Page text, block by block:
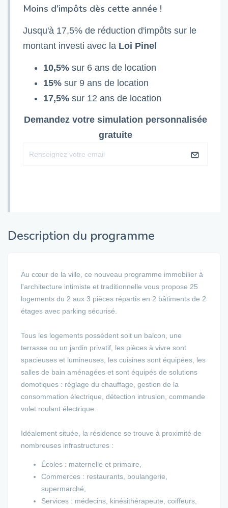
Moins d'impôts dès cette année !
Jusqu'à 17,5% de réduction d'impôts sur le
montant investi avec la Loi Pinel
10,5% sur 6 ans de location
15% sur 9 ans de location
17,5% sur 12 ans de location
Demandez votre simulation personnalisée
gratuite
Description du programme
Au cœur de la ville, ce nouveau programme immobilier à
l'architecture intimiste et traditionnelle vous propose 25
logements du 2 aux 3 pièces répartis en 2 bâtiments de 2
étages avec parking sécurisé.
Tous les logements possèdent soit un balcon, une
terrasse ou un jardin privatif, les pièces à vivre sont
spacieuses et lumineuses, les cuisines sont équipées, les
salles de bain aménagées et sont équipés de solutions
domotiques : réglage du chauffage, gestion de la
consommation électrique, détection intrusion, commande
volet roulant électrique..
Idéalement située, la résidence se trouve à proximité de
nombreuses infrastructures :
Écoles : maternelle et primaire,
Commerces : restaurants, boulangerie,
supermarché,
Services : médecins, kinésithérapeute, coiffeurs,